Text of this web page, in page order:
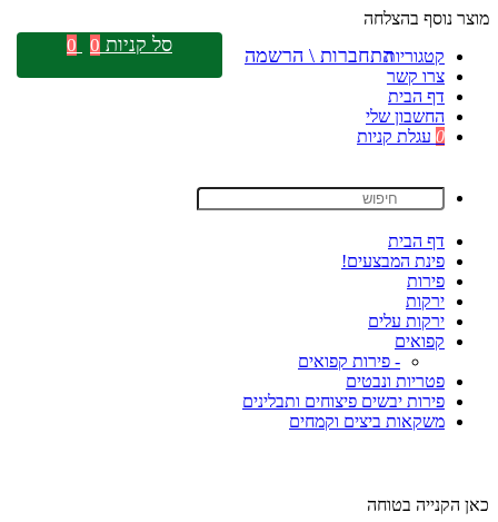
מוצר נוסף בהצלחה
קטגוריות
צרו קשר
דף הבית
החשבון שלי
0 עגלת קניות
דף הבית
פינת המבצעים!
פירות
ירקות
ירקות עלים
קפואים
- פירות קפואים
פטריות ונבטים
פירות יבשים פיצוחים ותבלינים
משקאות ביצים וקמחים
כאן הקנייה בטוחה
התחברות \ הרשמה סל קניות 0
0